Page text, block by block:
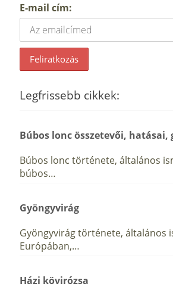
E-mail cím:
Legfrissebb cikkek:
Búbos lonc összetevői,
Búbos lonc története, általános
búbos…
Gyöngyvirág
Gyöngyvirág története, általános
Európában,…
Házi kövirózsa